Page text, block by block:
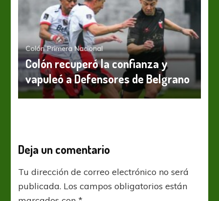
Colón Primera Nacional
Colón recuperó la confianza y
vapuleó a Defensores de Belgrano
Deja un comentario
Tu dirección de correo electrónico no será
publicada. Los campos obligatorios están